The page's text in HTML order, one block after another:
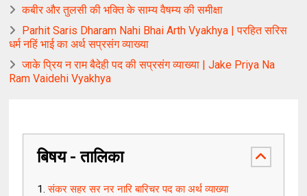
कबीर और तुलसी की भक्ति के साम्य वैषम्य की समीक्षा
Parhit Saris Dharam Nahi Bhai Arth Vyakhya | परहित सरिस
धर्म नहिं भाई का अर्थ सप्रसंग व्याख्या
जाके प्रिय न राम बैदेही पद की सप्रसंग व्याख्या | Jake Priya Na
Ram Vaidehi Vyakhya
बिषय - तालिका
संकर सहर सर नर नारि बारिचर पद का अर्थ व्याख्या